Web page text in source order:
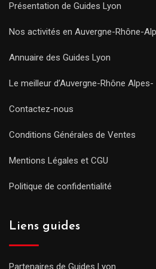
Présentation de Guides Lyon
Nos activités en Auvergne-Rhône-
Annuaire des Guides Lyon
Le meilleur d’Auvergne-Rhône
Contactez-nous
Conditions Générales de Ventes
Mentions Légales et CGU
Politique de confidentialité
Liens guides
Partenaires de Guides Lyon